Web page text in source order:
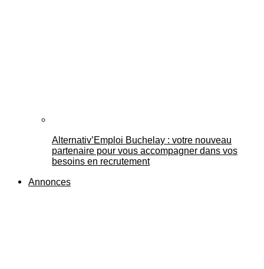
Alternativ’Emploi Buchelay : votre nouveau
partenaire pour vous accompagner dans vos
besoins en recrutement
Annonces